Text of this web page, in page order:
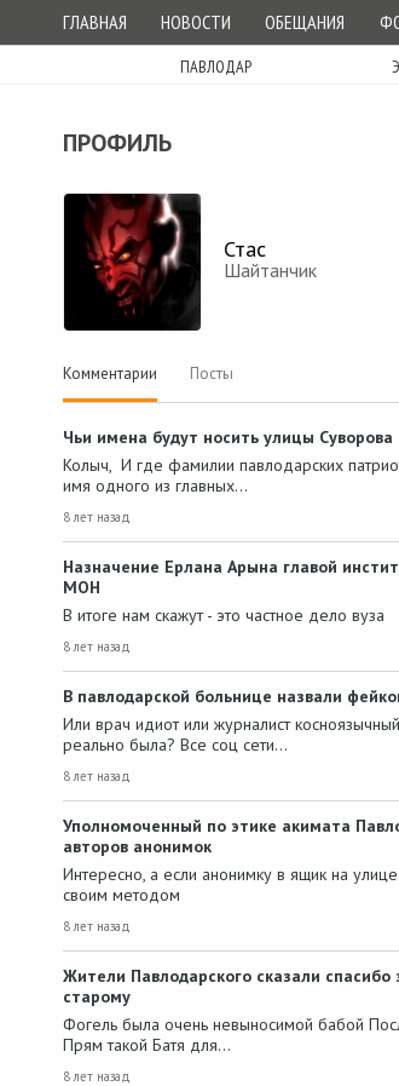
ГЛАВНАЯ НОВОСТИ ОБЕЩАНИЯ
ПАВЛОДАР
ПРОФИЛЬ
Стас
Шайтанчик
Комментарии Посты
Чьи имена будут носить улицы
Колыч, И где фамилии павлодарских
имя одного из главных…
8 лет назад
Назначение Ерлана Арына главой
МОН
В итоге нам скажут - это частное дело вуза
8 лет назад
В павлодарской больнице назвали
Или врач идиот или журналист
реально была? Все соц сети…
8 лет назад
Уполномоченный по этике акимата
авторов анонимок
Интересно, а если анонимку в ящик на
своим методом
8 лет назад
Жители Павлодарского сказали
старому
Фогель была очень невыносимой бабой
Прям такой Батя для…
8 лет назад